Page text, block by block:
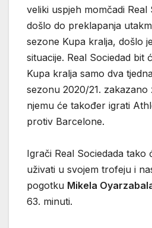
veliki uspjeh momčadi Real
došlo do preklapanja
sezone Kupa kralja, došlo
situacije. Real Sociedad bit
Kupa kralja samo dva
sezonu 2020/21. zakazano
njemu će također igrati
protiv Barcelone.
Igrači Real Sociedada tako
uživati u svojem trofeju i
pogotku Mikela
63. minuti.